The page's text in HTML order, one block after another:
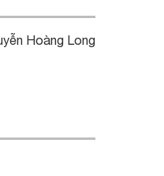
Hoàng Long